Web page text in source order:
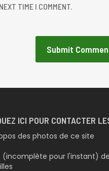
TIME I COMMENT.
ICI POUR CONTACTER
des photos de ce site
(incomplète pour l'instant)